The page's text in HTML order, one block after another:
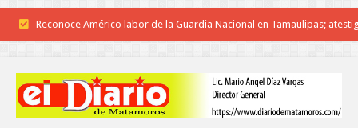
Reconoce Américo labor de la Guardia Nacional en Tamaulipas;
Brindará Familia UAT un moderno espacio con sentido humano en